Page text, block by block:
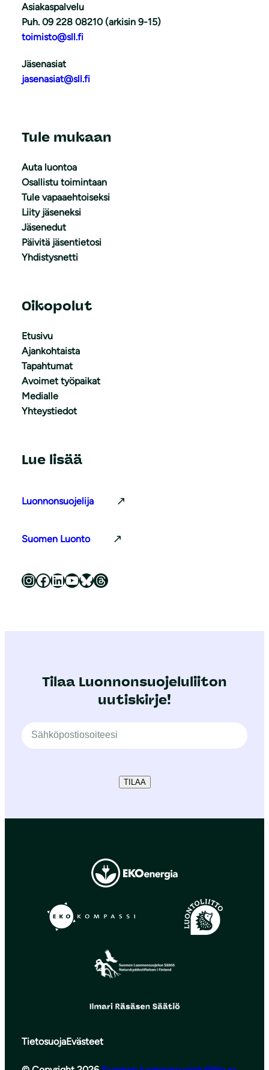
Asiakaspalvelu
Puh. 09 228 08210 (arkisin 9-15)
toimisto@sll.fi
Jäsenasiat
jasenasiat@sll.fi
Tule mukaan
Auta luontoa
Osallistu toimintaan
Tule vapaaehtoiseksi
Liity jäseneksi
Jäsenedut
Päivitä jäsentietosi
Yhdistysnetti
Oikopolut
Etusivu
Ajankohtaista
Tapahtumat
Avoimet työpaikat
Medialle
Yhteystiedot
Lue lisää
Luonnonsuojelija
Suomen Luonto
Luonnonsuojeluliitto Instagramissa Luonnonsuojeluliitto Facebookissa Luonnonsuojeluliitto LinkedInissä Luonnonsuojeluliiton YouTube-kanava Luonnonsuojeluliitto Blueskyssa Luonnonsuojeluliitto Threadsissa
Tilaa Luonnonsuojeluliiton
uutiskirje!
TILAA
TietosuojaEvästeet